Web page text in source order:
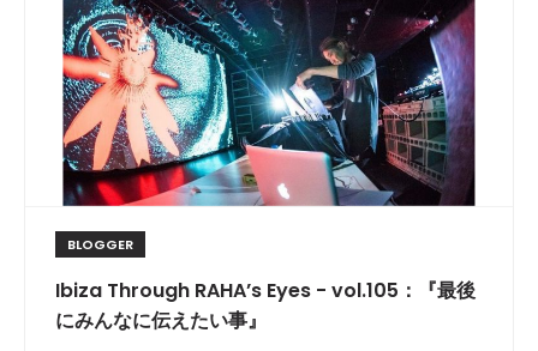
BLOGGER
Ibiza Through RAHA’s Eyes - vol.105：『最後
にみんなに伝えたい事』